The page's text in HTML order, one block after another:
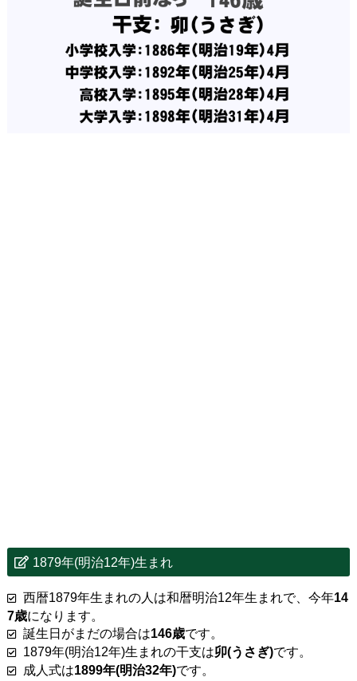
1879年(明治12年)生まれ
西暦1879年生まれの人は和暦明治12年生まれで、今年14
7歳になります。
誕生日がまだの場合は146歳です。
1879年(明治12年)生まれの干支は卯(うさぎ)です。
成人式は1899年(明治32年)です。